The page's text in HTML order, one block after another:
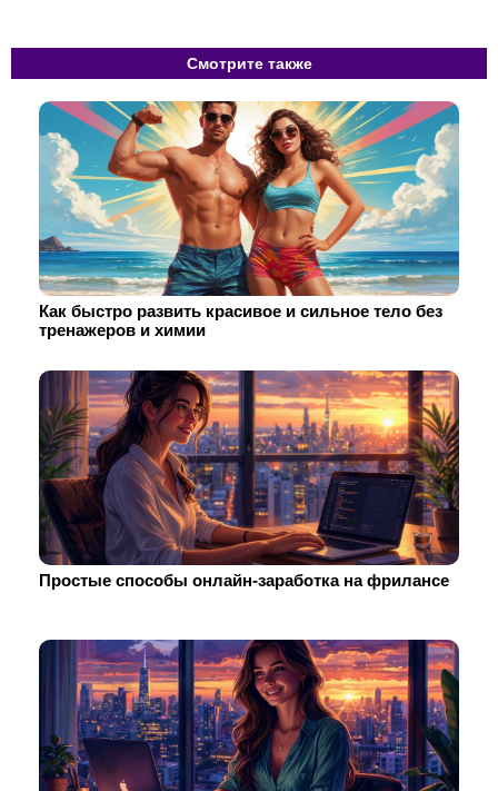
Смотрите также
Как быстро развить красивое и сильное тело без
тренажеров и химии
Простые способы онлайн-заработка на фрилансе